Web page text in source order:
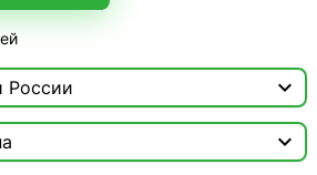
России 
недоступна
